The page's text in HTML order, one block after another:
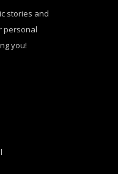
stories and
personal
you!